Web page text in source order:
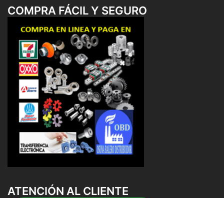
COMPRA FÁCIL Y SEGURO
ATENCIÓN AL CLIENTE